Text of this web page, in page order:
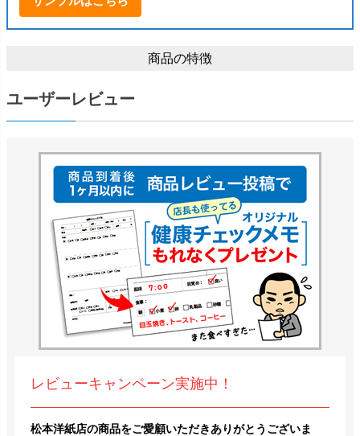
商品の特徴
ユーザーレビュー
レビューキャンペーン実施中！
松本洋紙店の商品をご愛顧いただきありがとうございま